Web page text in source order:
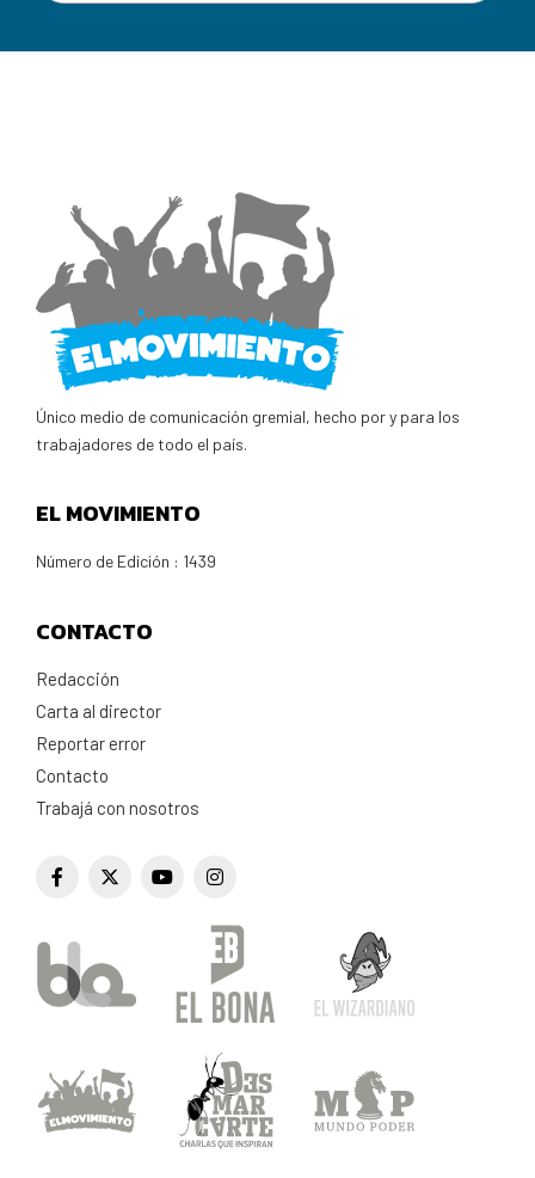
Único medio de comunicación gremial, hecho por y para los
trabajadores de todo el país.
EL MOVIMIENTO
Número de Edición : 1439
CONTACTO
Redacción
Carta al director
Reportar error
Contacto
Trabajá con nosotros